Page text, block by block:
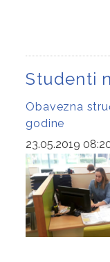
Studenti
Obavezna
godine
23.05.2019